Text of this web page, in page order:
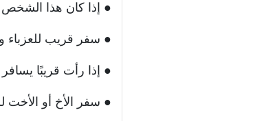
● إذا كان هذا الشخص
● سفر قريب للعزباء
● إذا رأت قريبًا
● سفر الأخ أو الأخت